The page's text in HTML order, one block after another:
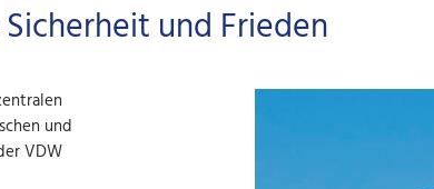
und Frieden
und
VDW